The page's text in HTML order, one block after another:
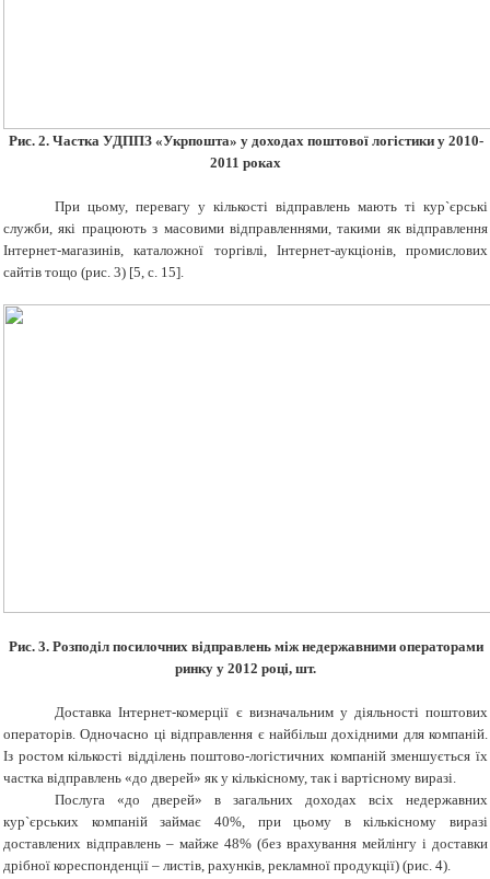
Рис. 2. Частка УДППЗ «Укрпошта» у доходах поштової логістики у 2010-
2011 роках
При цьому, перевагу у кількості відправлень мають ті кур`єрські
служби, які працюють з масовими відправленнями, такими як відправлення
Інтернет-магазинів, каталожної торгівлі, Інтернет-аукціонів, промислових
сайтів тощо (рис. 3) [5, с. 15].
Рис. 3. Розподіл посилочних відправлень між недержавними операторами
ринку у 2012 році, шт.
Доставка Інтернет-комерції є визначальним у діяльності поштових
операторів. Одночасно ці відправлення є найбільш дохідними для компаній.
Із ростом кількості відділень поштово-логістичних компаній зменшується їх
частка відправлень «до дверей» як у кількісному, так і вартісному виразі.
Послуга «до дверей» в загальних доходах всіх недержавних
кур`єрських компаній займає 40%, при цьому в кількісному виразі
доставлених відправлень – майже 48% (без врахування мейлінгу і доставки
дрібної кореспонденції – листів, рахунків, рекламної продукції) (рис. 4).